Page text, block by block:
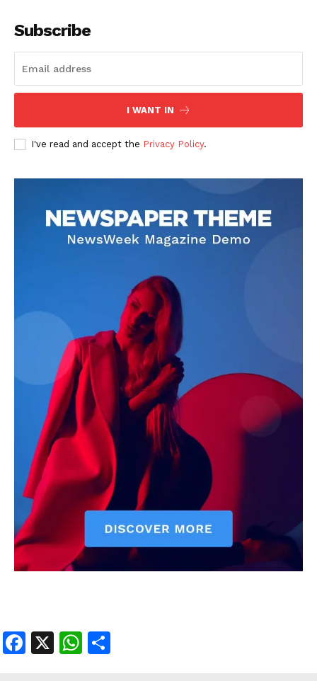
AIN NEWS 1
Contact Us
Privacy Policy
Terms of Use Agreement
Facebook
X WhatsApp
Share
Subscribe
I WANT IN
I've read and accept the Privacy Policy.
Facebook
X WhatsApp